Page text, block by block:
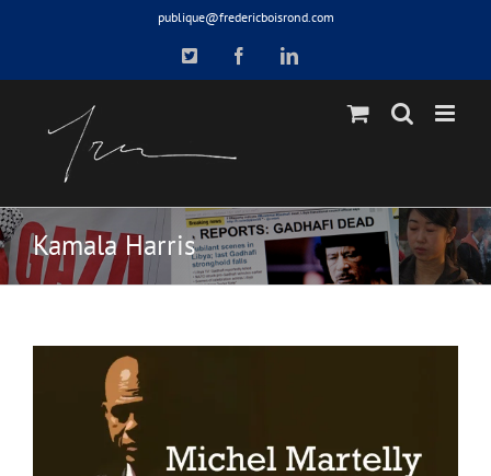
publique@fredericboisrond.com
X FacebookLinkedIn
Kamala Harris